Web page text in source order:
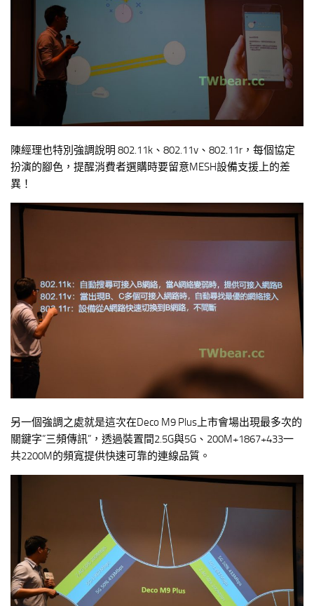
陳經理也特別強調說明 802.11k、802.11v、802.11r，每個協定
扮演的腳色，提醒消費者選購時要留意MESH設備支援上的差
異！
另一個強調之處就是這次在Deco M9 Plus上市會場出現最多次的
關鍵字”三頻傳訊”，透過裝置間2.5G與5G、200M+1867+433一
共2200M的頻寬提供快速可靠的連線品質。